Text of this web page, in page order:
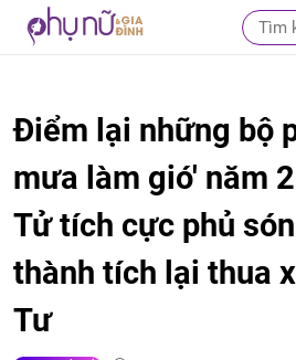
Điểm lại những bộ
mưa làm gió' năm
Tử tích cực phủ
thành tích lại thua
Tư